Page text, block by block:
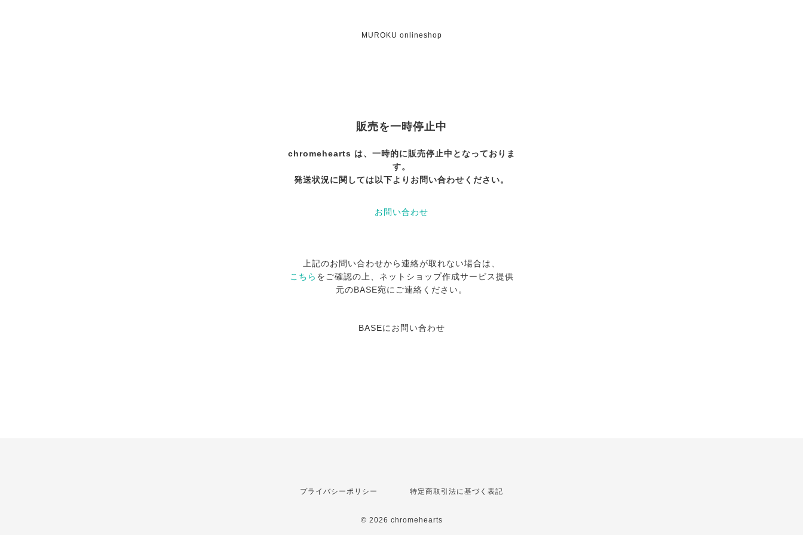
MUROKU onlineshop
販売を一時停止中
chromehearts は、一時的に販売停止中となっておりま
す。
発送状況に関しては以下よりお問い合わせください。
お問い合わせ
上記のお問い合わせから連絡が取れない場合は、
こちら をご確認の上、ネットショップ作成サービス提供
元のBASE宛にご連絡ください。
BASEにお問い合わせ
プライバシーポリシー 特定商取引法に基づく表記
© 2026 chromehearts